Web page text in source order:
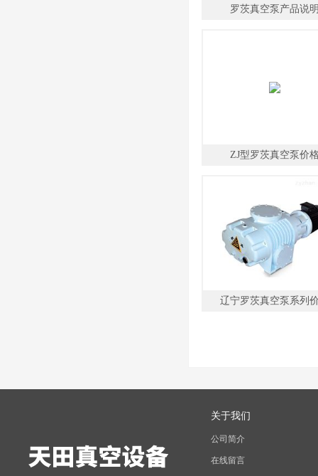
罗茨真空泵产品说
ZJ型罗茨真空泵价
辽宁罗茨真空泵系列
关于我们
公司简介
在线留言